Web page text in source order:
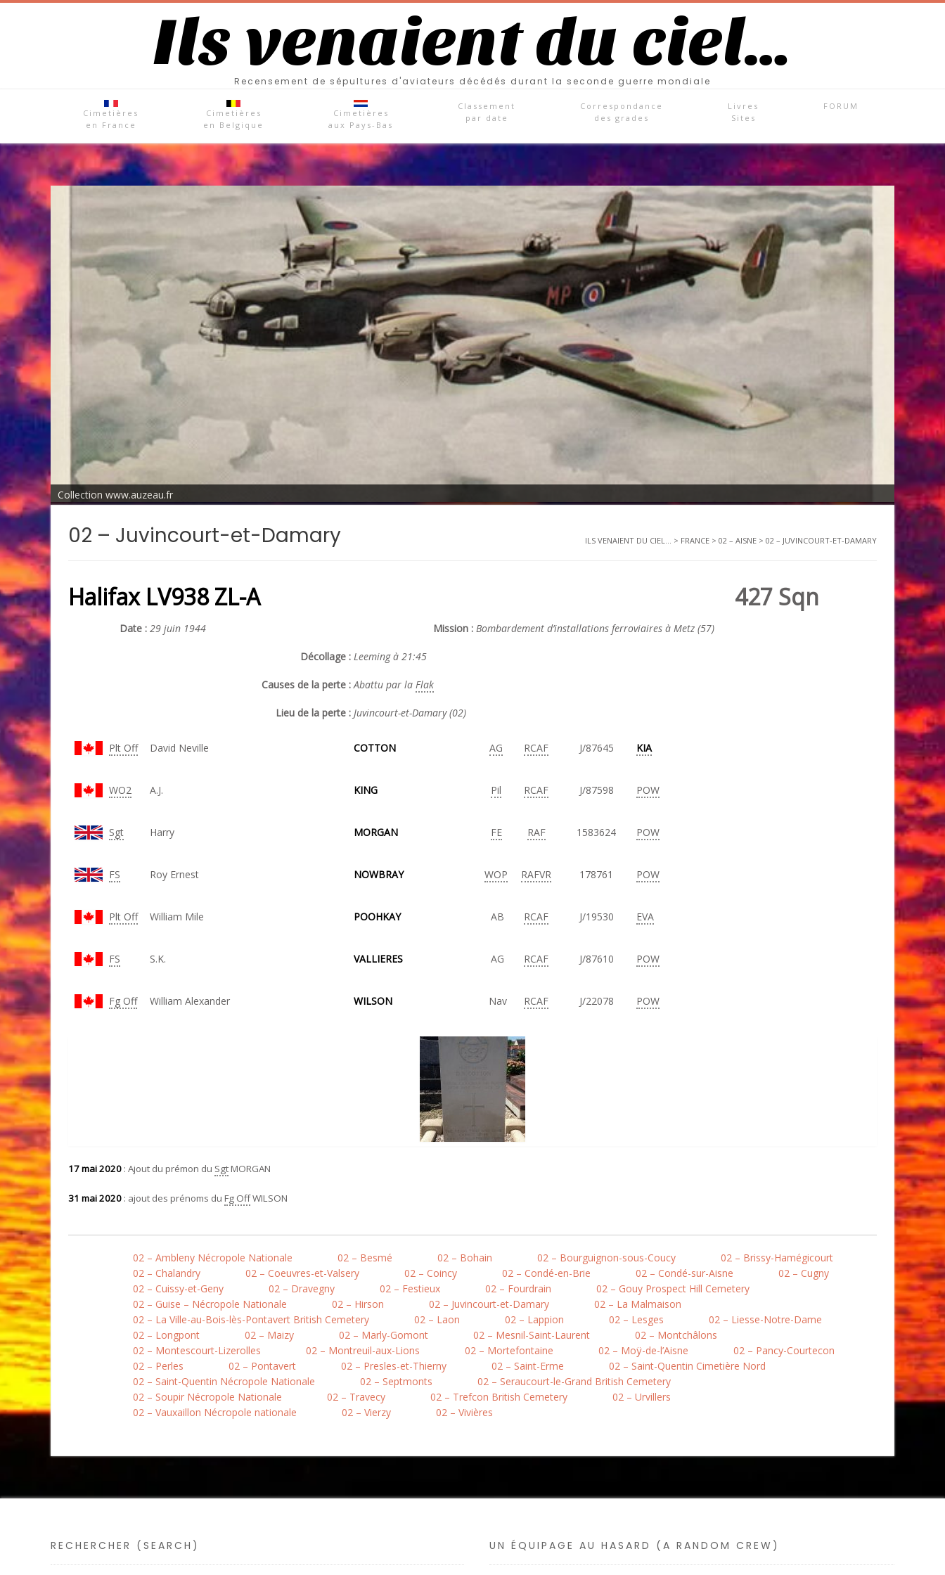
Ils venaient du ciel…
Recensement de sépultures d'aviateurs décédés durant la seconde guerre mondiale
Cimetières
en France
Cimetières
en Belgique
Cimetières
aux Pays-Bas
Classement
par date
Correspondance
des grades
Livres
Sites
FORUM
Collection www.auzeau.fr
02 – Juvincourt-et-Damary ILS VENAIENT DU CIEL... > FRANCE > 02 – AISNE > 02 – JUVINCOURT-ET-DAMARY
Halifax LV938 ZL-A 427 Sqn
Date : 29 juin 1944 Mission : Bombardement d’installations ferroviaires à Metz (57)
Décollage : Leeming à 21:45
Causes de la perte :Abattu par la Flak
Lieu de la perte : Juvincourt-et-Damary (02)
Plt Off David Neville COTTON AG RCAF J/87645 KIA
WO2 A.J. KING Pil RCAF J/87598 POW
Sgt Harry MORGAN FE RAF 1583624 POW
FS Roy Ernest NOWBRAY WOP RAFVR 178761 POW
Plt Off William Mile POOHKAY AB RCAF J/19530 EVA
FS S.K. VALLIERES AG RCAF J/87610 POW
Fg Off William Alexander WILSON Nav RCAF J/22078 POW
17 mai 2020 : Ajout du prémon du SgtMORGAN
31 mai 2020 : ajout des prénoms du Fg OffWILSON
02 – Ambleny Nécropole Nationale 02 – Besmé 02 – Bohain 02 – Bourguignon-sous-Coucy
02 – Brissy-Hamégicourt
02 – Chalandry
02 – Coeuvres-et-Valsery 02 – Coincy 02 – Condé-en-Brie 02 – Condé-sur-Aisne
02 – Cugny
02 – Cuissy-et-Geny
02 – Dravegny 02 – Festieux 02 – Fourdrain
02 – Gouy Prospect Hill Cemetery
02 – Guise – Nécropole Nationale
02 – Hirson 02 – Juvincourt-et-Damary
02 – La Malmaison
02 – La Ville-au-Bois-lès-Pontavert British Cemetery
02 – Laon 02 – Lappion 02 – Lesges
02 – Liesse-Notre-Dame
02 – Longpont
02 – Maizy 02 – Marly-Gomont 02 – Mesnil-Saint-Laurent
02 – Montchâlons
02 – Montescourt-Lizerolles
02 – Montreuil-aux-Lions 02 – Mortefontaine 02 – Moÿ-de-l’Aisne
02 – Pancy-Courtecon
02 – Perles
02 – Pontavert 02 – Presles-et-Thierny 02 – Saint-Erme
02 – Saint-Quentin Cimetière Nord
02 – Saint-Quentin Nécropole Nationale
02 – Septmonts
02 – Seraucourt-le-Grand British Cemetery
02 – Soupir Nécropole Nationale
02 – Travecy 02 – Trefcon British Cemetery
02 – Urvillers
02 – Vauxaillon Nécropole nationale
02 – Vierzy 02 – Vivières
RECHERCHER (SEARCH) UN ÉQUIPAGE AU HASARD (A RANDOM CREW)